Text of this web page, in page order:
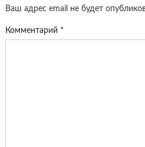
Ваш адрес email не будет
Комментарий *